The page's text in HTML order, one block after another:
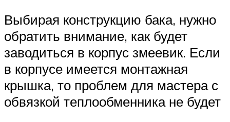
Выбирая конструкцию бака, нужно
обратить внимание, как будет
заводиться в корпус змеевик. Если
в корпусе имеется монтажная
крышка, то проблем для мастера с
обвязкой теплообменника не будет